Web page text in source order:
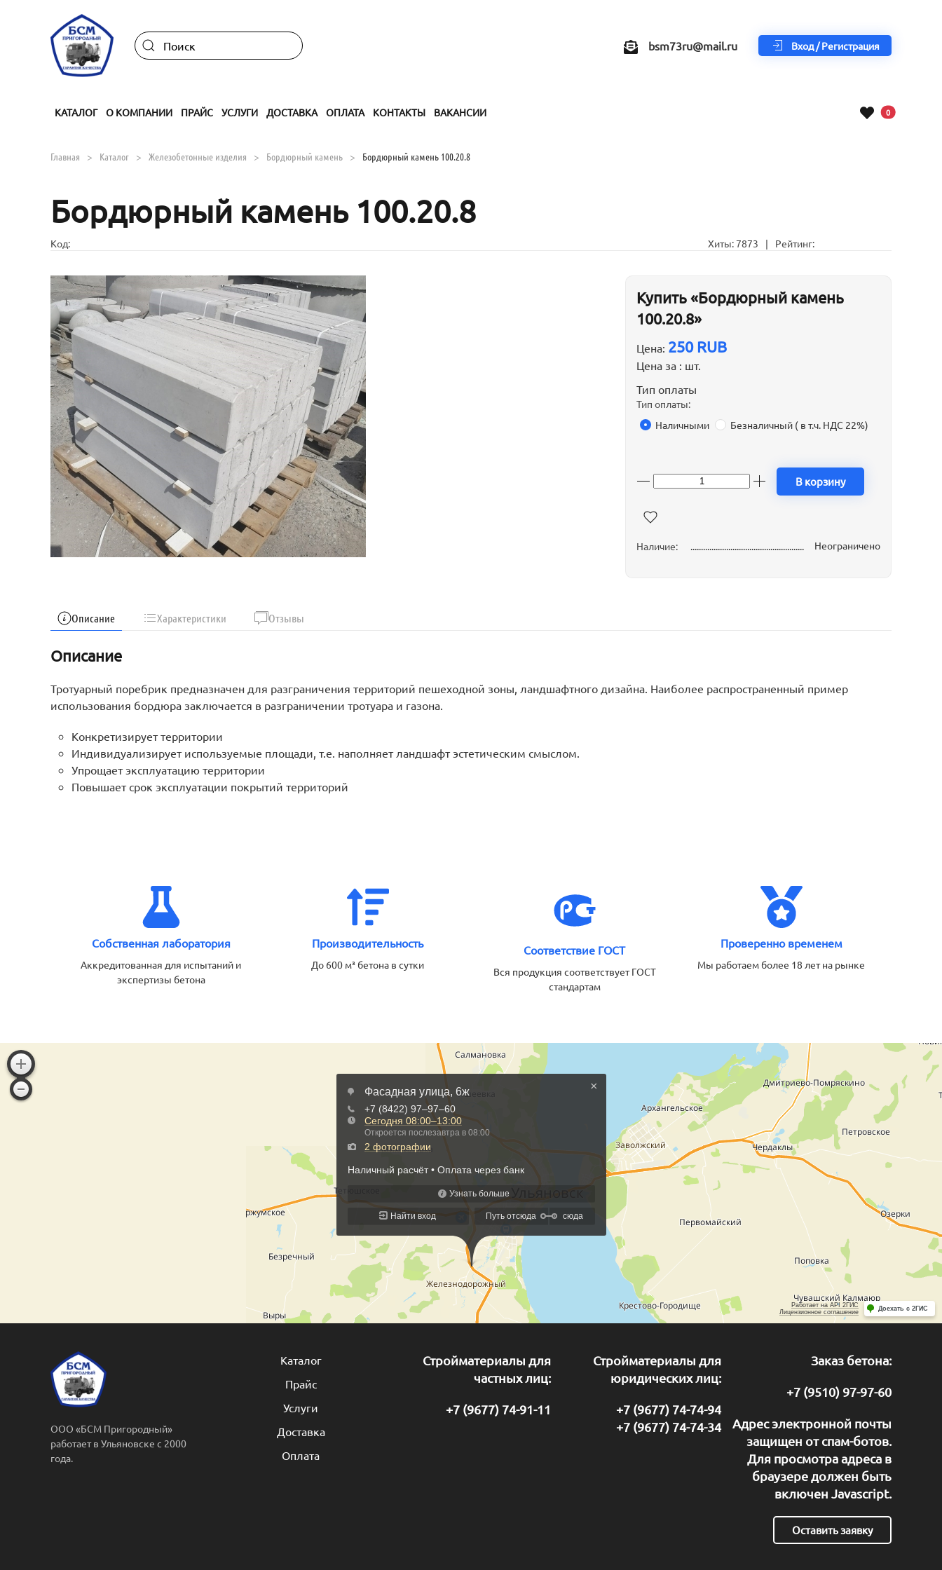
Skip to main content bsm73ru@mail.ru Вход / Регистрация
КАТАЛОГ О КОМПАНИИ ПРАЙС УСЛУГИ ДОСТАВКА ОПЛАТА КОНТАКТЫ ВАКАНСИИ 0В корзину
Главная Каталог Железобетонные изделия Бордюрный камень Бордюрный камень 100.20.8
Бордюрный камень 100.20.8
Код: Хиты:7873 | Рейтинг:
Купить «Бордюрный камень
100.20.8»
Цена: 250 RUB
Цена за : шт.
Тип оплаты
Тип оплаты:
Наличными
Безналичный ( в т.ч. НДС 22%)
В корзину
Наличие: Неограничено
Описание Характеристики Отзывы
Описание
Тротуарный поребрик предназначен для разграничения территорий пешеходной зоны, ландшафтного дизайна. Наиболее распространенный пример
использования бордюра заключается в разграничении тротуара и газона.
Конкретизирует территории
Индивидуализирует используемые площади, т.е. наполняет ландшафт эстетическим смыслом.
Упрощает эксплуатацию территории
Повышает срок эксплуатации покрытий территорий
Собственная лаборатория
Аккредитованная для испытаний и
экспертизы бетона
Производительность
До 600 м³ бетона в сутки
Соответствие ГОСТ
Вся продукция соответствует ГОСТ
стандартам
Проверенно временем
Мы работаем более 18 лет на рынке
ООО «БСМ Пригородный»
работает в Ульяновске с 2000
года.
Каталог
Прайс
Услуги
Доставка
Оплата
Стройматериалы для
частных лиц:
+7 (9677) 74-91-11
Стройматериалы для
юридических лиц:
+7 (9677) 74-74-94
+7 (9677) 74-74-34
Заказ бетона:
+7 (9510) 97-97-60
Адрес электронной почты
защищен от спам-ботов.
Для просмотра адреса в
браузере должен быть
включен Javascript.
Оставить заявку